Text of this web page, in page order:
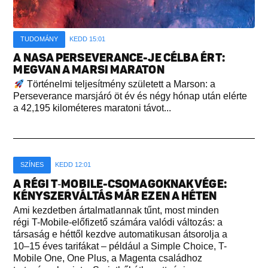
TUDOMÁNY KEDD 15:01
A NASA PERSEVERANCE-JE CÉLBA ÉRT:
MEGVAN A MARSI MARATON
Történelmi teljesítmény született a Marson: a
Perseverance marsjáró öt év és négy hónap után elérte
a 42,195 kilométeres maratoni távot...
SZÍNES KEDD 12:01
A RÉGI T‑MOBILE-CSOMAGOKNAK VÉGE:
KÉNYSZERVÁLTÁS MÁR EZEN A HÉTEN
Ami kezdetben ártalmatlannak tűnt, most minden
régi T-Mobile-előfizető számára valódi változás: a
társaság e héttől kezdve automatikusan átsorolja a
10–15 éves tarifákat – például a Simple Choice, T-
Mobile One, One Plus, a Magenta családhoz